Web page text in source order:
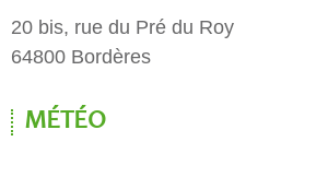
20 bis, rue du Pré du Roy
64800 Bordères
MÉTÉO